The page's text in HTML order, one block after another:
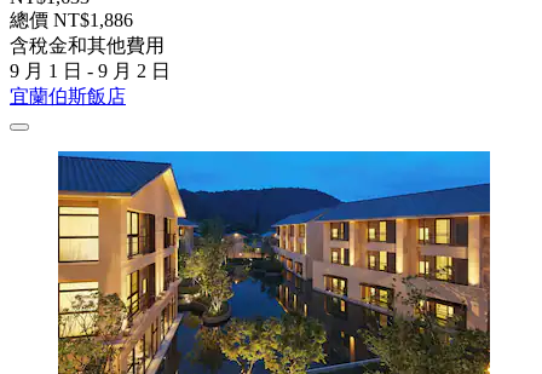
總價 NT$1,886
含稅金和其他費用
9 月 1 日 - 9 月 2 日
宜蘭伯斯飯店